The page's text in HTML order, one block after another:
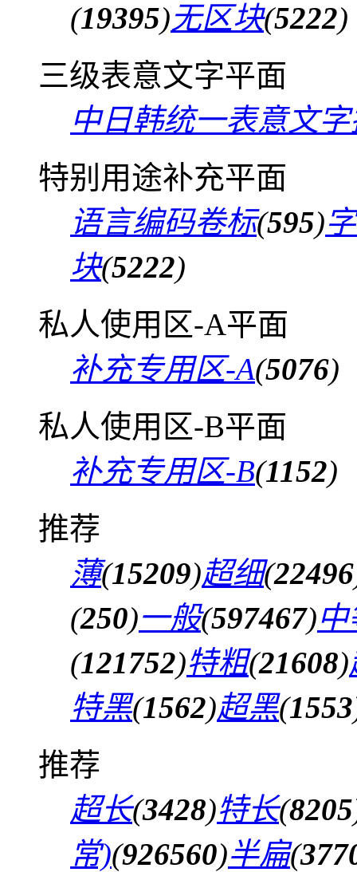
(19395)无区块(5222)
三级表意文字平面
中日韩统一表意文
特别用途补充平面
语言编码卷标(595)
块(5222)
私人使用区-A平面
补充专用区-A(5076)
私人使用区-B平面
补充专用区-B(1152)
推荐
薄(15209)超细(22496
(250)一般(597467)
(121752)特粗(21608)
特黑(1562)超黑(1553
推荐
超长(3428)特长(8205
常)(926560)半扁(